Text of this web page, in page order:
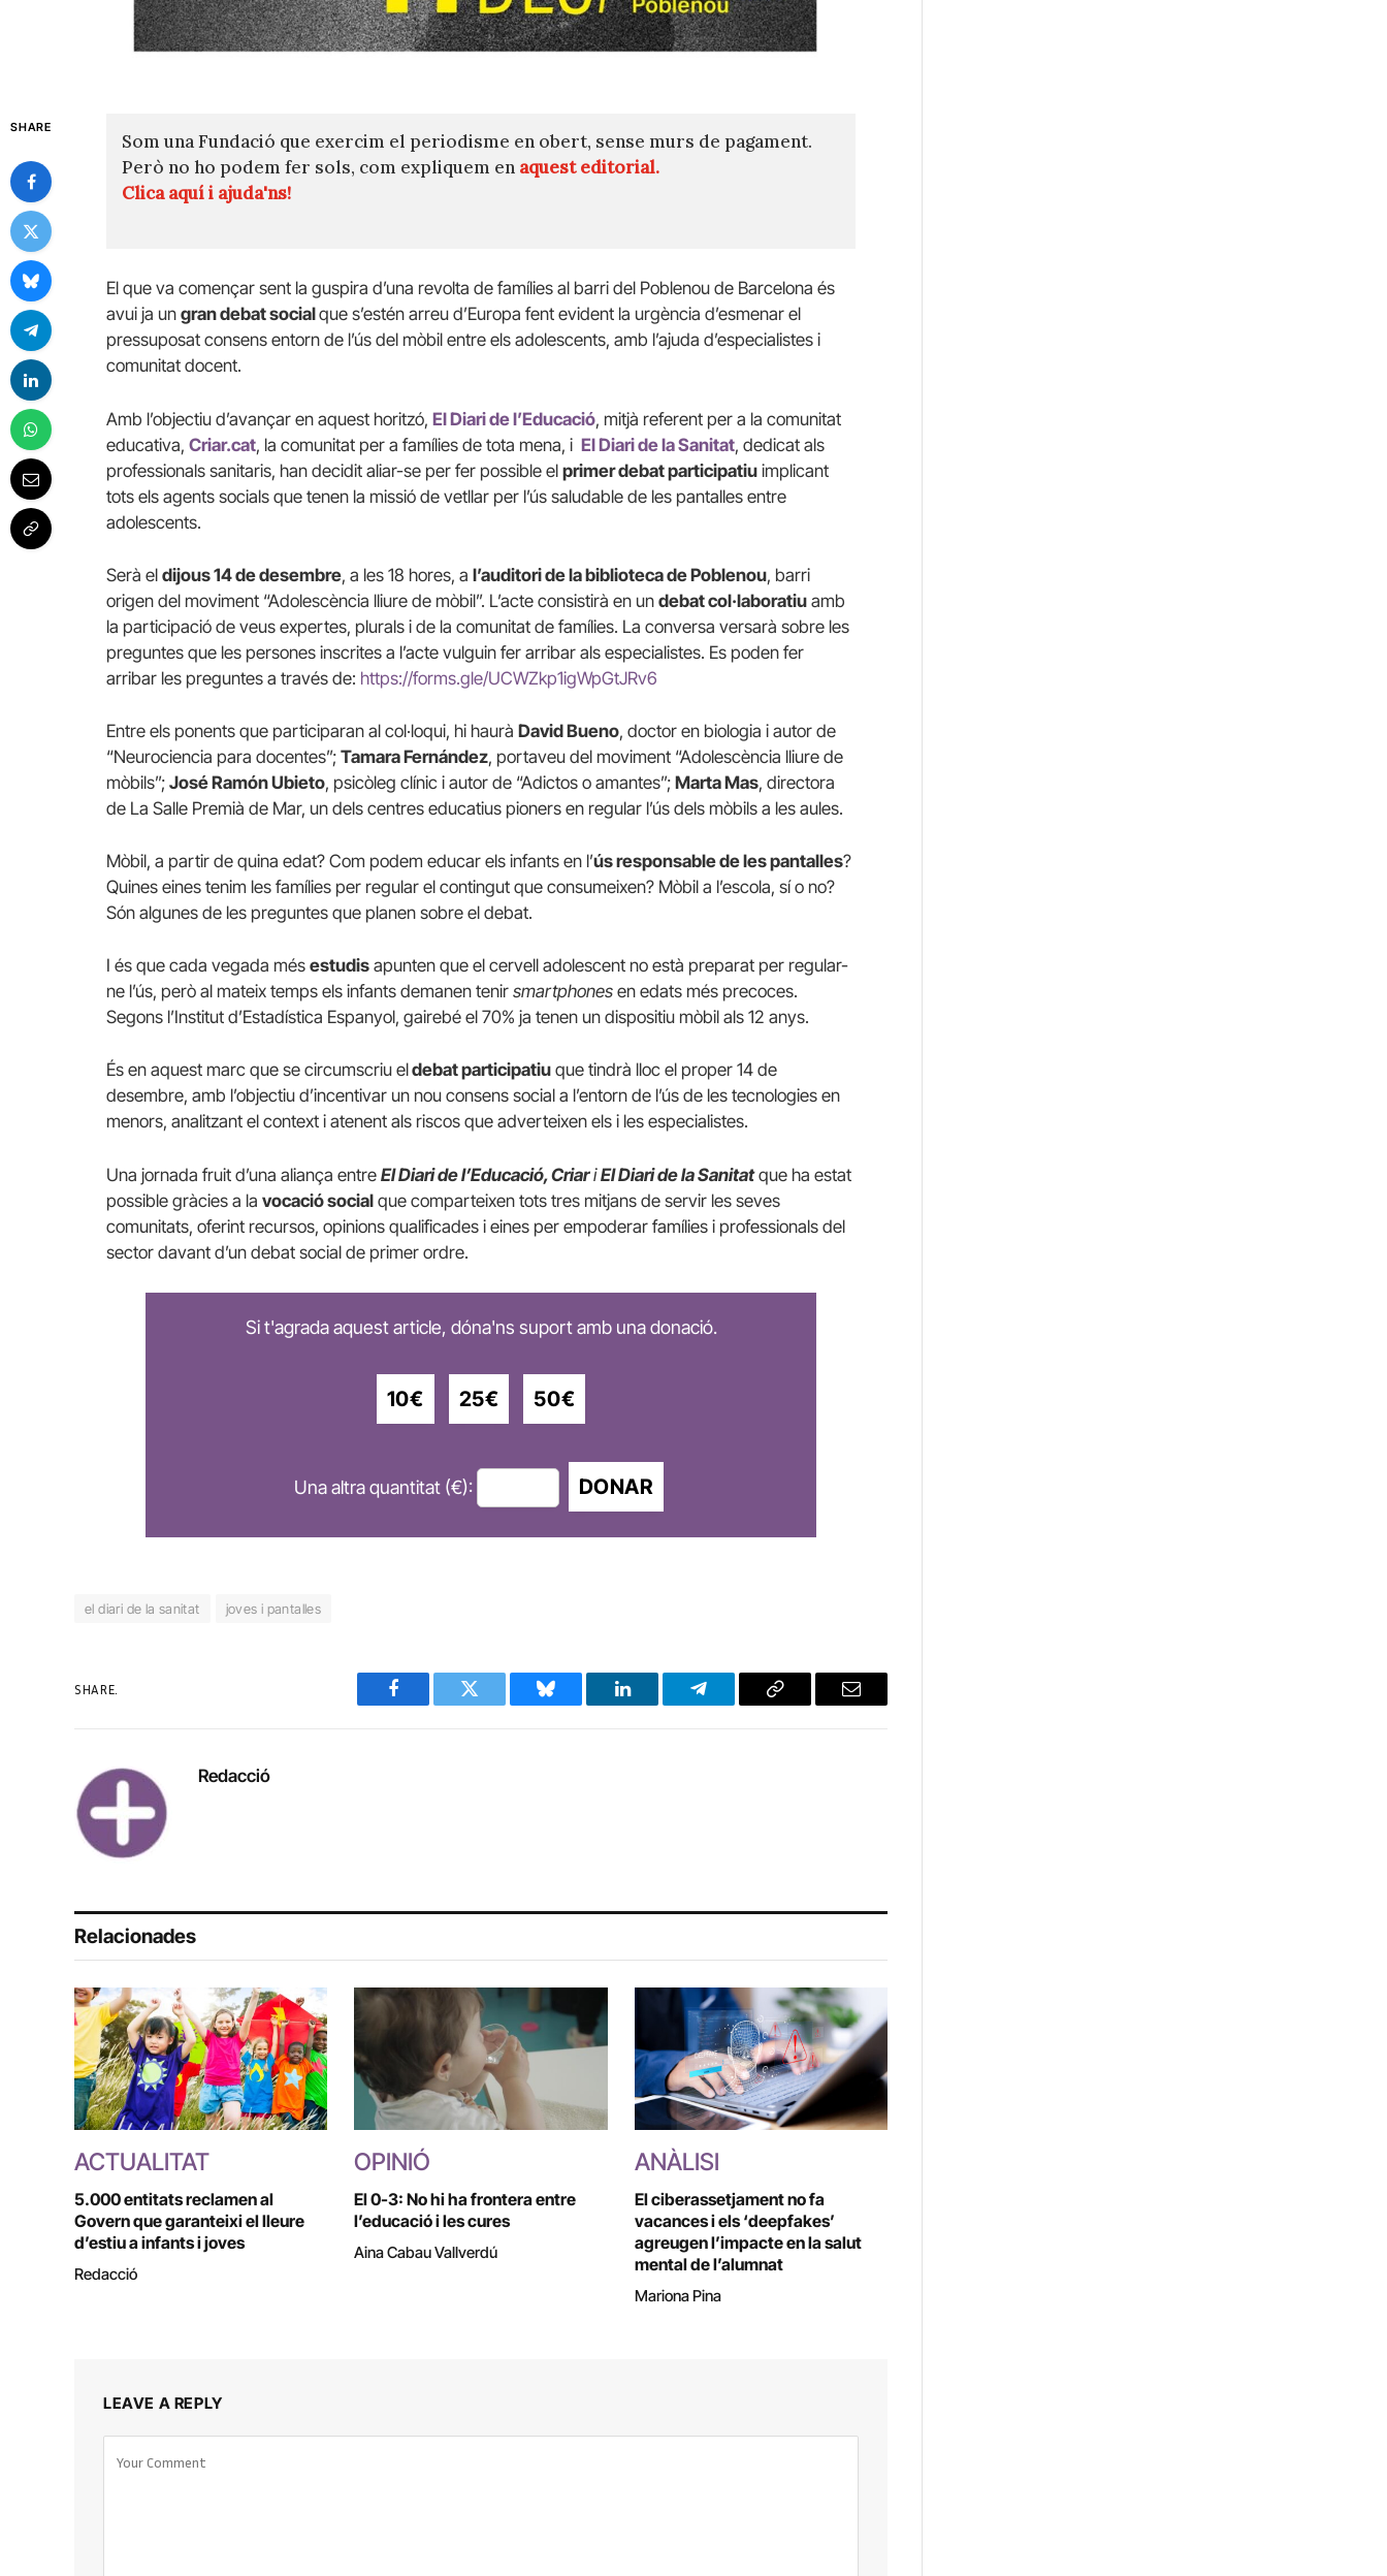
SHARE
Som una Fundació que exercim el periodisme en obert, sense murs de pagament.
Però no ho podem fer sols, com expliquem en aquest editorial.
Clica aquí i ajuda'ns!
El que va començar sent la guspira d’una revolta de famílies al barri del Poblenou de Barcelona és
avui ja un gran debat socialque s’estén arreu d’Europa fent evident la urgència d’esmenar el
pressuposat consens entorn de l’ús del mòbil entre els adolescents, amb l’ajuda d’especialistes i
comunitat docent.
Amb l’objectiu d’avançar en aquest horitzó, El Diari de l’Educació, mitjà referent per a la comunitat
educativa, Criar.cat, la comunitat per a famílies de tota mena, i El Diari de la Sanitat, dedicat als
professionals sanitaris, han decidit aliar-se per fer possible el primer debat participatiu implicant
tots els agents socials que tenen la missió de vetllar per l’ús saludable de les pantalles entre
adolescents.
Serà el dijous 14 de desembre, a les 18 hores, a l’auditori de la biblioteca de Poblenou, barri
origen del moviment “Adolescència lliure de mòbil”. L’acte consistirà en un debat col·laboratiu amb
la participació de veus expertes, plurals i de la comunitat de famílies. La conversa versarà sobre les
preguntes que les persones inscrites a l’acte vulguin fer arribar als especialistes. Es poden fer
arribar les preguntes a través de: https://forms.gle/UCWZkp1igWpGtJRv6
Entre els ponents que participaran al col·loqui, hi haurà David Bueno, doctor en biologia i autor de
“Neurociencia para docentes”; Tamara Fernández, portaveu del moviment “Adolescència lliure de
mòbils”; José Ramón Ubieto, psicòleg clínic i autor de “Adictos o amantes”; Marta Mas, directora
de La Salle Premià de Mar, un dels centres educatius pioners en regular l’ús dels mòbils a les aules.
Mòbil, a partir de quina edat? Com podem educar els infants en l’ús responsable de les pantalles?
Quines eines tenim les famílies per regular el contingut que consumeixen? Mòbil a l’escola, sí o no?
Són algunes de les preguntes que planen sobre el debat.
I és que cada vegada més estudis apunten que el cervell adolescent no està preparat per regular-
ne l’ús, però al mateix temps els infants demanen tenir smartphones en edats més precoces.
Segons l’Institut d’Estadística Espanyol, gairebé el 70% ja tenen un dispositiu mòbil als 12 anys.
És en aquest marc que se circumscriu eldebat participatiu que tindrà lloc el proper 14 de
desembre, amb l’objectiu d’incentivar un nou consens social a l’entorn de l’ús de les tecnologies en
menors, analitzant el context i atenent als riscos que adverteixen els i les especialistes.
Una jornada fruit d’una aliança entre El Diari de l’Educació, CriariEl Diari de la Sanitatque ha estat
possible gràcies a la vocació social que comparteixen tots tres mitjans de servir les seves
comunitats, oferint recursos, opinions qualificades i eines per empoderar famílies i professionals del
sector davant d’un debat social de primer ordre.
Si t'agrada aquest article, dóna'ns suport amb una donació.
10€ 25€ 50€
Una altra quantitat (€): DONAR
el diari de la sanitat joves i pantalles
SHARE.
Facebook Twitter Bluesky LinkedIn Telegram Copy
Email
Redacció
Relacionades
ACTUALITAT
5.000 entitats reclamen al
Govern que garanteixi el lleure
d’estiu a infants i joves
Redacció
OPINIÓ
El 0-3: No hi ha frontera entre
l’educació i les cures
Aina Cabau Vallverdú
ANÀLISI
El ciberassetjament no fa
vacances i els ‘deepfakes’
agreugen l’impacte en la salut
mental de l’alumnat
Mariona Pina
LEAVE A REPLY